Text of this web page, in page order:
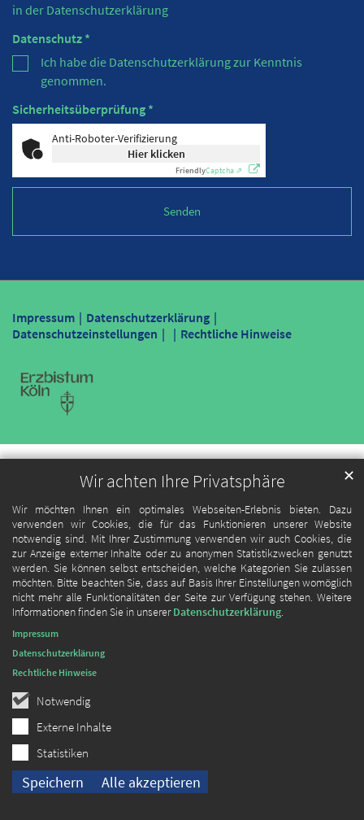
Wir achten Ihre Privatsphäre
Wir möchten Ihnen ein optimales Webseiten-Erlebnis bieten. Dazu
verwenden wir Cookies, die für das Funktionieren unserer Website
notwendig sind. Mit Ihrer Zustimmung verwenden wir auch Cookies, die
zur Anzeige externer Inhalte oder zu anonymen Statistikzwecken genutzt
werden. Sie können selbst entscheiden, welche Kategorien Sie zulassen
möchten. Bitte beachten Sie, dass auf Basis Ihrer Einstellungen womöglich
nicht mehr alle Funktionalitäten der Seite zur Verfügung stehen. Weitere
Informationen finden Sie in unsererDatenschutzerklärung.
Notwendig
Externe Inhalte
Statistiken
Speichern Alle akzeptieren
✕
Impressum
Datenschutzerklärung
Rechtliche Hinweise
in der Datenschutzerklärung
Datenschutz *
Ich habe die Datenschutzerklärung zur Kenntnis
genommen.
Sicherheitsüberprüfung *
Anti-Roboter-Verifizierung
Hier klicken
FriendlyCaptcha ⇗
Impressum
Datenschutzerklärung
Datenschutzeinstellungen
Rechtliche Hinweise